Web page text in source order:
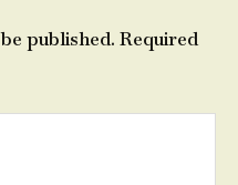
published. Required